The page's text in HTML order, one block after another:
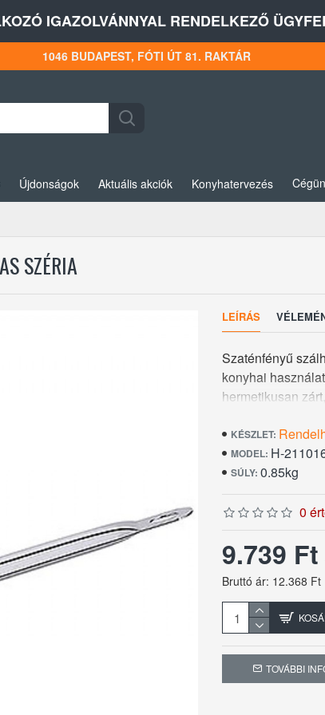
IGAZOLVÁNNYAL RENDELKEZŐ
1046 BUDAPEST, FÓTI ÚT 81. RAKTÁR
Újdonságok Aktuális akciók Konyhatervezés
SZÉRIA
LEÍRÁS
Szaténfényű
konyhai
hermetikusan
cm, magassága
KÉSZLET:
MODEL: H-
SÚLY: 0.85kg
0
9.739 Ft
Bruttó ár: 12.368 Ft
TOVÁBBI